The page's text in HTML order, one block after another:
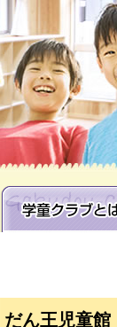
学童クラブとは？
だん王児童館